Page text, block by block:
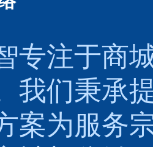
专注于商
我们秉承
案为服务